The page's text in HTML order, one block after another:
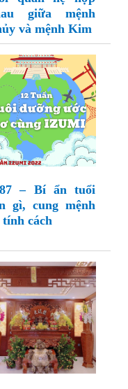
giữa mệnh
và mệnh Kim
– Bí ẩn tuổi
gì, cung mệnh
tính cách